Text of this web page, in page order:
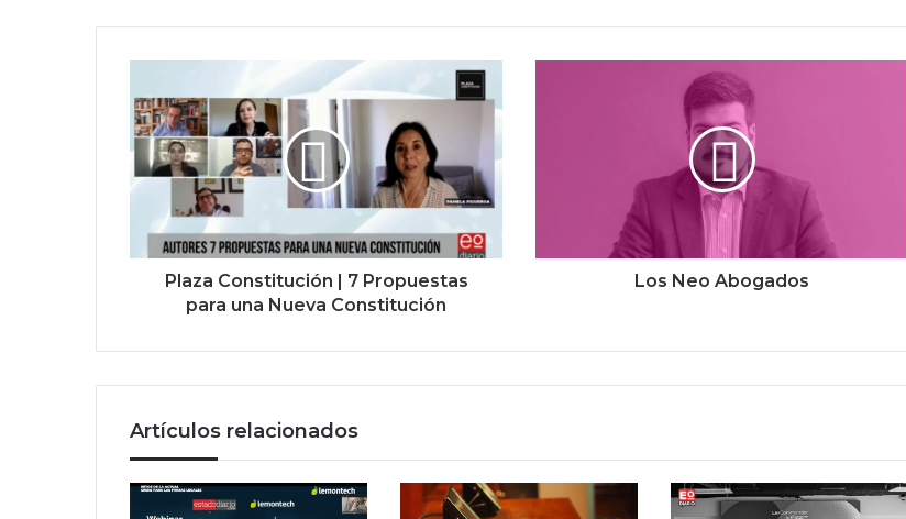
Plaza Constitución | 7 Propuestas
para una Nueva Constitución
Los Neo Abogados
Artículos relacionados